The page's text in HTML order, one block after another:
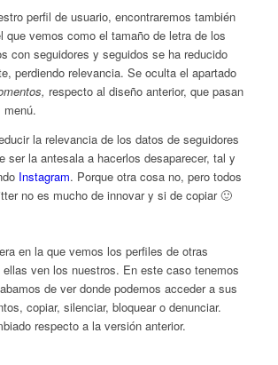
perfil de usuario, encontraremos también
que vemos como el tamaño de letra de los
con seguidores y seguidos se ha reducido
perdiendo relevancia. Se oculta el apartado
respecto al diseño anterior, que pasan
menú.
la relevancia de los datos de seguidores
ser la antesala a hacerlos desaparecer, tal y
Instagram. Porque otra cosa no, pero todos
no es mucho de innovar y si de copiar 🙂
en la que vemos los perfiles de otras
ven los nuestros. En este caso tenemos
de ver donde podemos acceder a sus
copiar, silenciar, bloquear o denunciar.
respecto a la versión anterior.